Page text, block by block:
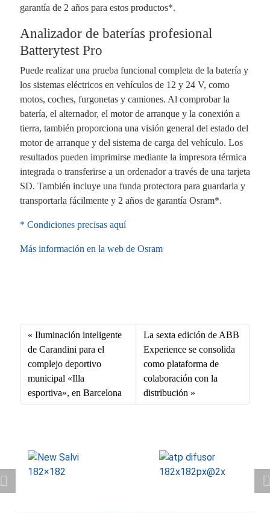
garantía de 2 años para estos productos*.
Analizador de baterías profesional
Batterytest Pro
Puede realizar una prueba funcional completa de la batería y
los sistemas eléctricos en vehículos de 12 y 24 V, como
motos, coches, furgonetas y camiones. Al comprobar la
batería, el alternador, el motor de arranque y la conexión a
tierra, también proporciona una visión general del estado del
motor de arranque y del sistema de carga del vehículo. Los
resultados pueden imprimirse mediante la impresora térmica
integrada o transferirse a un ordenador a través de una tarjeta
SD. También incluye una funda protectora para guardarla y
transportarla fácilmente y 2 años de garantía Osram*.
* Condiciones precisas aquí
Más información en la web de Osram
bo
ok
ed
In
ail
ts
A
pp
Iluminación inteligente
de Carandini para el
complejo deportivo
municipal «Illa
esportiva», en Barcelona
La sexta edición de ABB
Experience se consolida
como plataforma de
colaboración con la
distribución